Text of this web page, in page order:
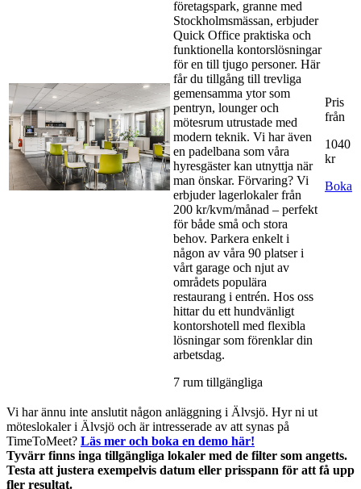
företagspark, granne med
Stockholmsmässan, erbjuder
Quick Office praktiska och
funktionella kontorslösningar
för en till tjugo personer. Här
får du tillgång till trevliga
gemensamma ytor som
pentryn, lounger och
mötesrum utrustade med
modern teknik. Vi har även
en padelbana som våra
hyresgäster kan utnyttja när
man önskar. Förvaring? Vi
erbjuder lagerlokaler från
200 kr/kvm/månad – perfekt
för både små och stora
behov. Parkera enkelt i
någon av våra 90 platser i
vårt garage och njut av
områdets populära
restaurang i entrén. Hos oss
hittar du ett hundvänligt
kontorshotell med flexibla
lösningar som förenklar din
arbetsdag.
7 rum tillgängliga
Pris
från
1040
kr
Boka
Vi har ännu inte anslutit någon anläggning i Älvsjö. Hyr ni ut
möteslokaler i Älvsjö och är intresserade av att synas på
TimeToMeet? Läs mer och boka en demo här!
Tyvärr finns inga tillgängliga lokaler med de filter som angetts.
Testa att justera exempelvis datum eller prisspann för att få upp
fler resultat.